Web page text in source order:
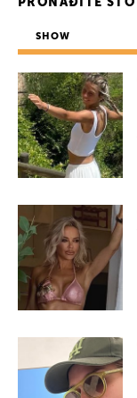
PRONAĐITE
SHOW